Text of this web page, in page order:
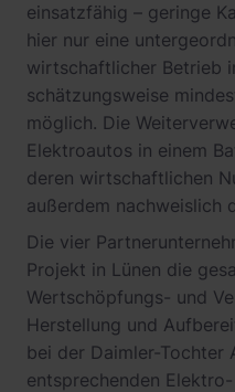
einsatzfähig – geringe
hier nur eine
wirtschaftlicher Betrieb
schätzungsweise
möglich. Die
Elektroautos in einem
deren wirtschaftlichen
außerdem nachweislich
Die vier
Projekt in Lünen die
Wertschöpfungs- und
Herstellung und
bei der Daimler-Tochter
entsprechenden